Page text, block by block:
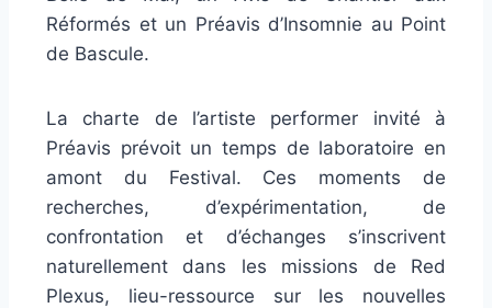
Réformés et un Préavis d’Insomnie au Point
de Bascule.
La charte de l’artiste performer invité à
Préavis prévoit un temps de laboratoire en
amont du Festival. Ces moments de
recherches, d’expérimentation, de
confrontation et d’échanges s’inscrivent
naturellement dans les missions de Red
Plexus, lieu-ressource sur les nouvelles